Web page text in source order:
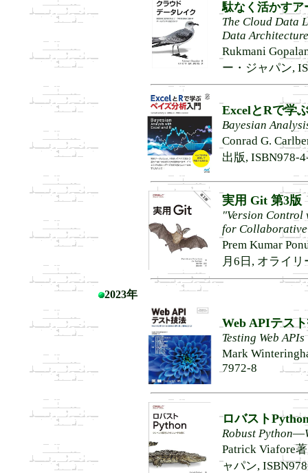
駄なく活かすア
The Cloud Data
Data Architecture
Rukmani
ー・ジャパン,
ExcelとRで学
Bayesian
Conrad G.
出版, ISBN978-
実用 Git 第3版
"Version
for Collaborative
Prem Kumar
月6日, オライ
2023年
Web APIテス
Testing Web APIs
Mark
7972-8
ロバスト
Robust
Patrick Viafore
ャパン,